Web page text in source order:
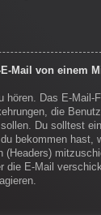
E-Mail von einem
hören. Das E-Mail-
die
Du solltest
bekommen hast,
(Headers)
die E-Mail